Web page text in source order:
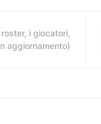
i giocatori,
aggiornamento)